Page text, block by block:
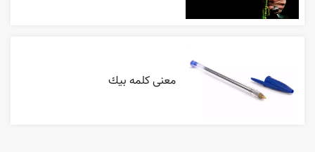
معنی کلمه بيك